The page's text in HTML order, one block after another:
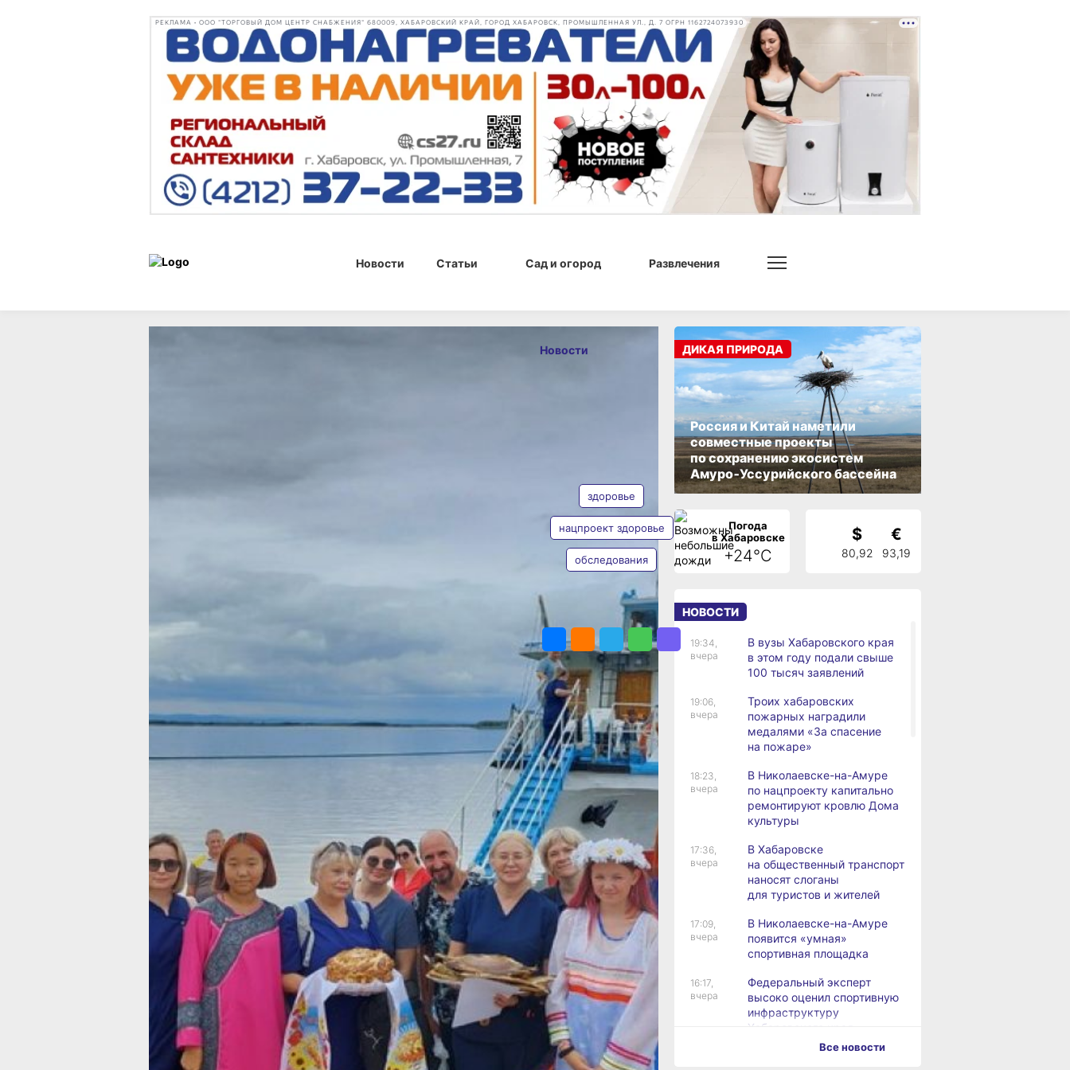
РЕКЛАМА • ООО "ТОРГОВЫЙ ДОМ ЦЕНТР СНАБЖЕНИЯ" 680009, ХАБАРОВСКИЙ КРАЙ, ГОРОД ХАБАРОВСК, ПРОМЫШЛЕННАЯ УЛ., Д. 7 ОГРН 1162724073930
Новости Статьи Сад и огород Развлечения
сёла Хабаровского
Востоке теплоход «Здоровье» в тринадцатый раз
отправился в рейс по низовью Амура. Об этом
сообщили в краевом министерстве
здравоохранения. Медицинская бригада будет
работать до 28 июня.
доступнее для жителей отдалённых районов. Это
«Продолжительная и активная жизнь»,
инициированного Президентом РФ Владимиром
Ульчского, Комсомольского районов и района
имени Полины Осипенко. Всего судно сделает 24
остановки.
В составе бригады 17 специалистов: терапевт,
педиатр, дерматолог, акушер-гинеколог,
аллерголог, кардиолог, невролог, офтальмолог,
отоларинголог, хирург, ревматолог, эндокринолог,
уролог, психиатр-нарколог, два врача УЗИ
и медсестра.
Пациенты также смогут проверить уровень
глюкозы и холестерина, пройти различные
обследования. Для этого нужны паспорт, СНИЛС
и полис ОМС.
Отметим, что за прошлый год врачи осмотрели
более 2 тысяч человек — почти 1300 взрослых
и более 800 детей. При этом в крае выездная
работа медиков идёт круглый год: курсируют 17
Новости
здоровье
нацпроект здоровье
обследования
ПОДЕЛИТЬСЯ
Россия и Китай наметили
совместные проекты
по сохранению экосистем
Амуро‑Уссурийского бассейна
ДИКАЯ ПРИРОДА
Погода
в Хабаровске
+24°C
$
80,92
€
93,19
НОВОСТИ
19:34,
вчера
В вузы Хабаровского края
в этом году подали свыше
100 тысяч заявлений
19:06,
вчера
Троих хабаровских
пожарных наградили
медалями «За спасение
на пожаре»
18:23,
вчера
В Николаевске-на-Амуре
по нацпроекту капитально
ремонтируют кровлю Дома
культуры
17:36,
вчера
В Хабаровске
на общественный транспорт
наносят слоганы
для туристов и жителей
17:09,
вчера
В Николаевске-на-Амуре
появится «умная»
спортивная площадка
16:17,
вчера
Федеральный эксперт
высоко оценил спортивную
инфраструктуру
Хабаровского края
Все новости